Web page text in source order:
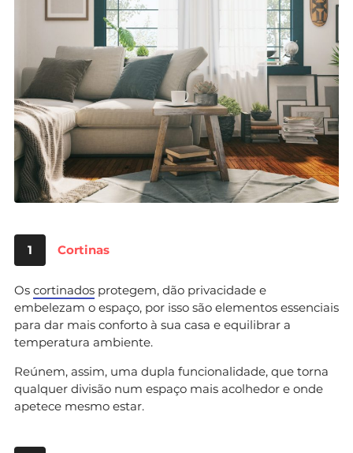
1 Cortinas
Os cortinados protegem, dão privacidade e
embelezam o espaço, por isso são elementos essenciais
para dar mais conforto à sua casa e equilibrar a
temperatura ambiente.
Reúnem, assim, uma dupla funcionalidade, que torna
qualquer divisão num espaço mais acolhedor e onde
apetece mesmo estar.